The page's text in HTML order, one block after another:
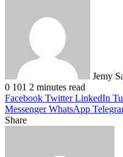
Jemy
0 101 2 minutes read
Facebook Twitter LinkedIn
Messenger WhatsApp
Share